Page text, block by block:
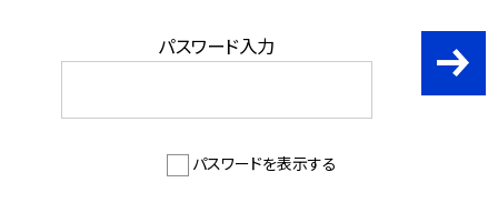
パスワード入力
パスワードを表示する